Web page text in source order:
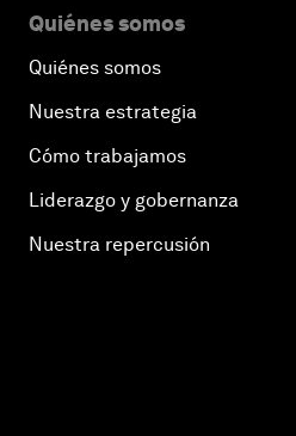
Quiénes somos
Quiénes somos
Nuestra estrategia
Cómo trabajamos
Liderazgo y gobernanza
Nuestra repercusión